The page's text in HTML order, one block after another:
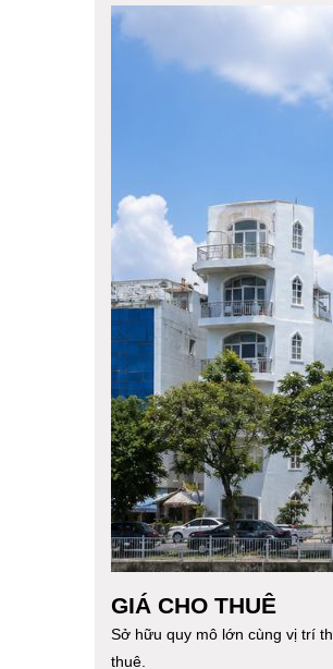
GIÁ CHO THUÊ
Sở hữu quy mô lớn cùng vị trí
thuê.